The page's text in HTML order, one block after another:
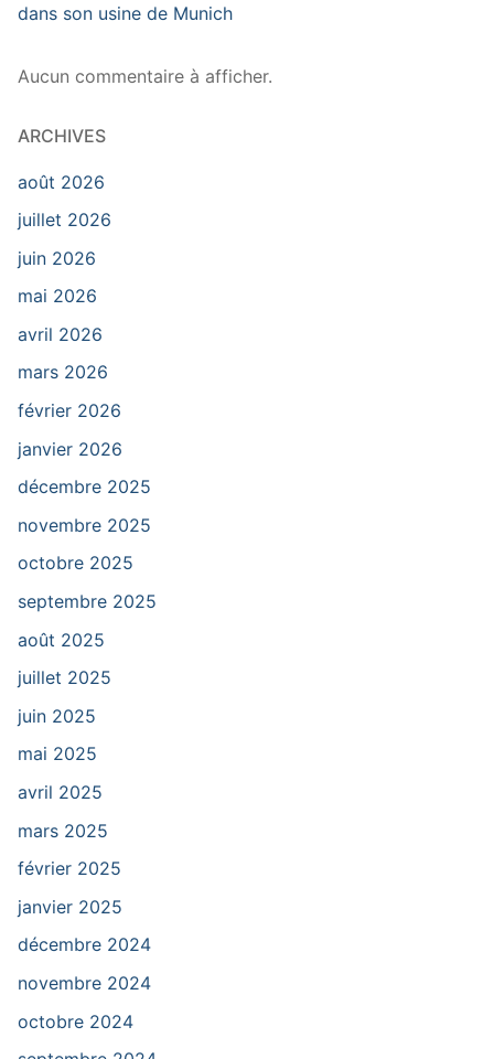
dans son usine de Munich
Aucun commentaire à afficher.
ARCHIVES
août 2026
juillet 2026
juin 2026
mai 2026
avril 2026
mars 2026
février 2026
janvier 2026
décembre 2025
novembre 2025
octobre 2025
septembre 2025
août 2025
juillet 2025
juin 2025
mai 2025
avril 2025
mars 2025
février 2025
janvier 2025
décembre 2024
novembre 2024
octobre 2024